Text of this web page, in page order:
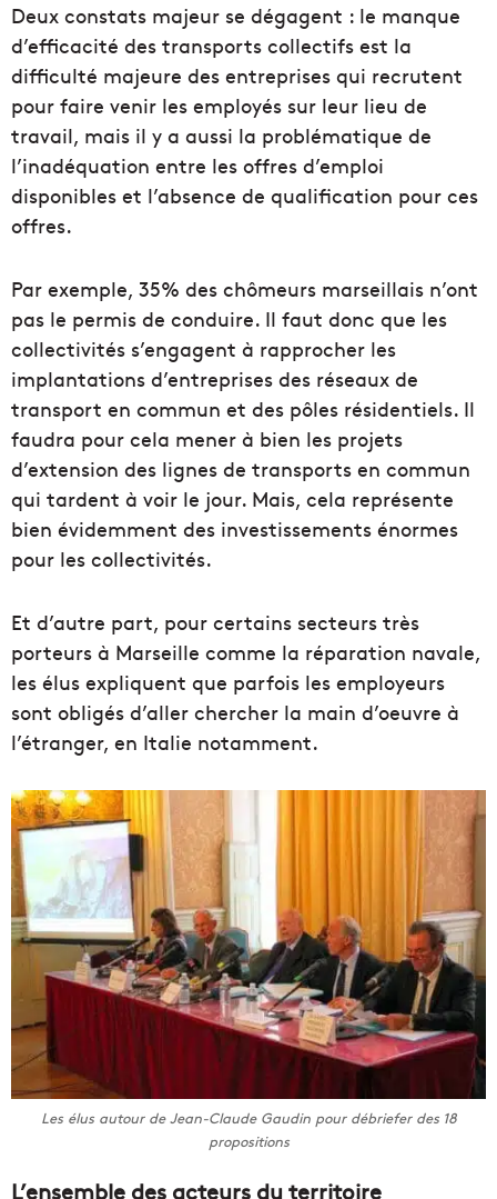
Deux constats majeur se dégagent : le manque
d’efficacité des transports collectifs est la
difficulté majeure des entreprises qui recrutent
pour faire venir les employés sur leur lieu de
travail, mais il y a aussi la problématique de
l’inadéquation entre les offres d’emploi
disponibles et l’absence de qualification pour ces
offres.
Par exemple, 35% des chômeurs marseillais n’ont
pas le permis de conduire. Il faut donc que les
collectivités s’engagent à rapprocher les
implantations d’entreprises des réseaux de
transport en commun et des pôles résidentiels. Il
faudra pour cela mener à bien les projets
d’extension des lignes de transports en commun
qui tardent à voir le jour. Mais, cela représente
bien évidemment des investissements énormes
pour les collectivités.
Et d’autre part, pour certains secteurs très
porteurs à Marseille comme la réparation navale,
les élus expliquent que parfois les employeurs
sont obligés d’aller chercher la main d’oeuvre à
l’étranger, en Italie notamment.
Les élus autour de Jean-Claude Gaudin pour débriefer des 18
propositions
L’ensemble des acteurs du territoire